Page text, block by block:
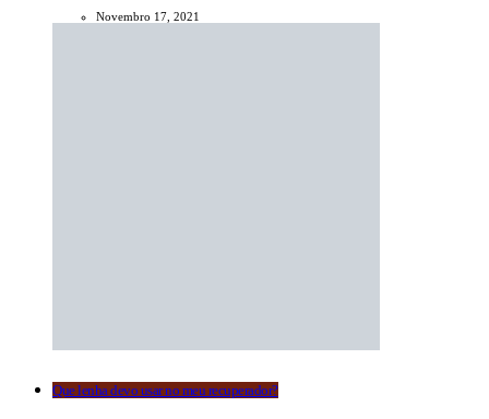
Novembro 17, 2021
Que lenha devo usar no meu recuperador?